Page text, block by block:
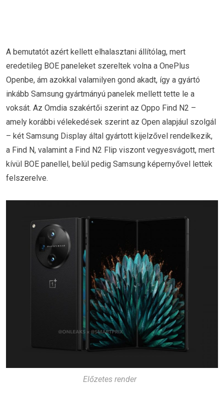
A bemutatót azért kellett elhalasztani állítólag, mert
eredetileg BOE paneleket szereltek volna a OnePlus
Openbe, ám azokkal valamilyen gond akadt, így a gyártó
inkább Samsung gyártmányú panelek mellett tette le a
voksát. Az Omdia szakértői szerint az Oppo Find N2 –
amely korábbi vélekedések szerint az Open alapjául szolgál
– két Samsung Display által gyártott kijelzővel rendelkezik,
a Find N, valamint a Find N2 Flip viszont vegyesvágott, mert
kívül BOE panellel, belül pedig Samsung képernyővel lettek
felszerelve.
Előzetes render